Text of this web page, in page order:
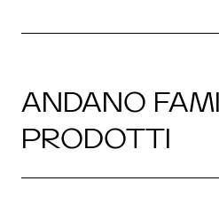
ANDANO
PRODOTTI